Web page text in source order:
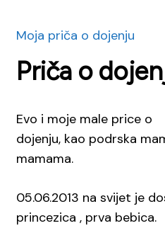
Moja priča o dojenju
Priča o
Evo i moje male price o
dojenju, kao podrska
mamama.
05.06.2013 na svijet je
princezica , prva bebica.